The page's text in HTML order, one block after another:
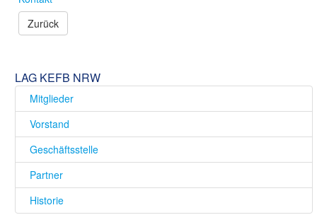
Zurück
LAG KEFB NRW
Mitglieder
Vorstand
Geschäftsstelle
Partner
Historie